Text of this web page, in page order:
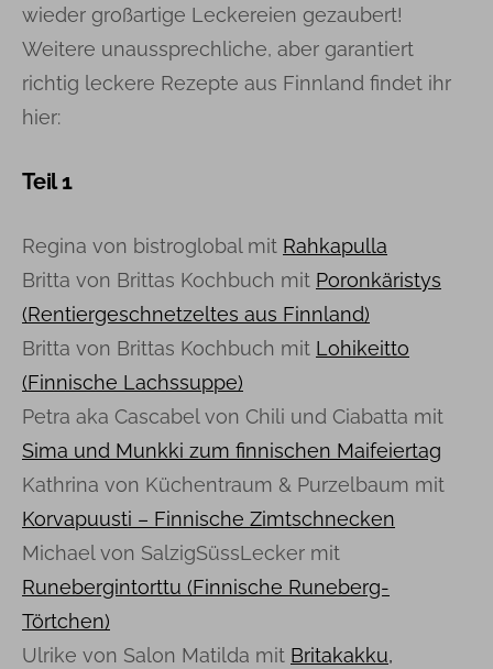
wieder großartige Leckereien gezaubert!
Weitere unaussprechliche, aber garantiert
richtig leckere Rezepte aus Finnland findet ihr
hier:
Teil 1
Regina von bistroglobal mit Rahkapulla
Britta von Brittas Kochbuch mit Poronkäristys
(Rentiergeschnetzeltes aus Finnland)
Britta von Brittas Kochbuch mit Lohikeitto
(Finnische Lachssuppe)
Petra aka Cascabel von Chili und Ciabatta mit
Sima und Munkki zum finnischen Maifeiertag
Kathrina von Küchentraum & Purzelbaum mit
Korvapuusti – Finnische Zimtschnecken
Michael von SalzigSüssLecker mit
Runebergintorttu (Finnische Runeberg-
Törtchen)
Ulrike von Salon Matilda mit Britakakku,